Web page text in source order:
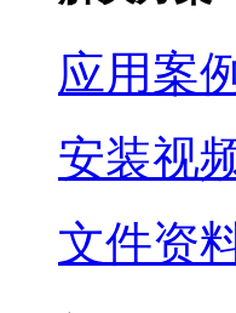
应用案例
安装视
文件资